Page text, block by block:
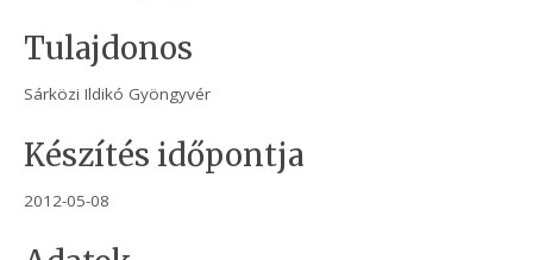
Tulajdonos
Sárközi Ildikó Gyöngyvér
Készítés időpontja
2012-05-08